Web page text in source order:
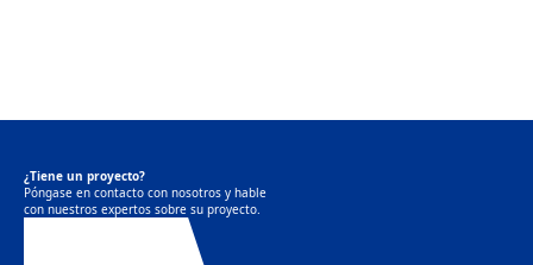
¿Tiene un proyecto?
Póngase en contacto con nosotros y hable
con nuestros expertos sobre su proyecto.